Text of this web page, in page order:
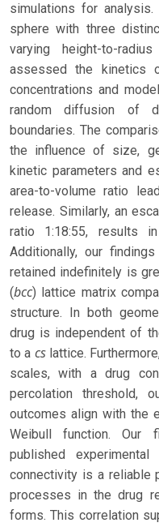
simulations for
sphere with three
varying height-to-
assessed the kinetics
concentrations and
random diffusion of
boundaries. The
the influence of size,
kinetic parameters and
area-to-volume ratio
release. Similarly, an
ratio 1:18:55, results
Additionally, our
retained indefinitely is
(bcc) lattice matrix
structure. In both
drug is independent of
to a cslattice.
scales, with a drug
percolation threshold,
outcomes align with the
Weibull function. Our
published
connectivity is a reliable
processes in the drug
forms. This correlation